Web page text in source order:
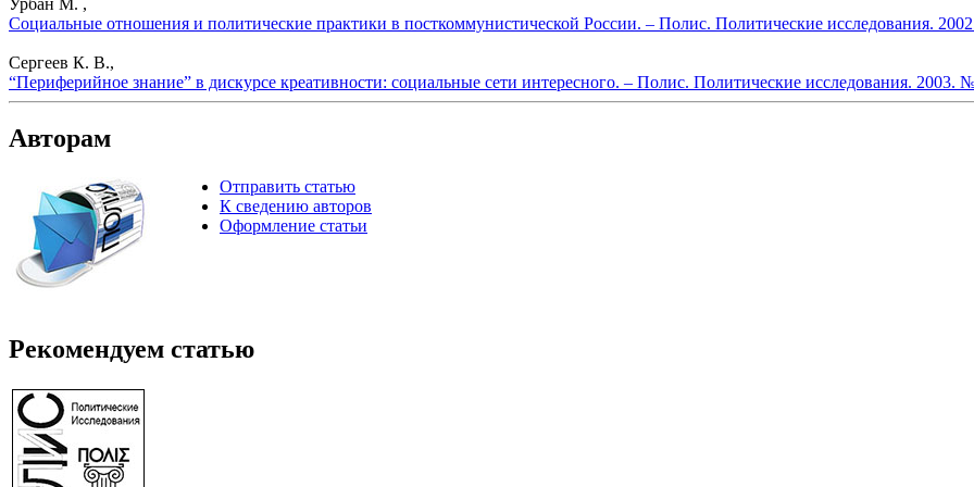
Социальные отношения и политические практики в посткоммунистической России. – Полис. Политические исследования.
Сергеев К. В.,
“Периферийное знание” в дискурсе креативности: социальные сети интересного. – Полис. Политические исследования. 2003.
Авторам
Отправить статью
К сведению авторов
Оформление статьи
Рекомендуем статью